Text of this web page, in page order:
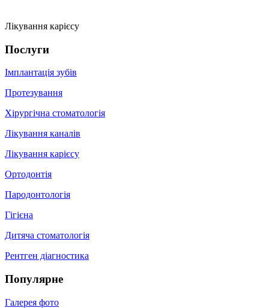
Лікування карієсу
Послуги
Імплантація зубів
Протезування
Хірургічна стоматологія
Лікування каналів
Лікування карієсу
Ортодонтія
Пародонтологія
Гігієна
Дитяча стоматологія
Рентген діагностика
Популярне
Галерея фото